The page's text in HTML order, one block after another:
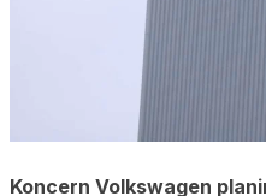
Koncern Volkswagen